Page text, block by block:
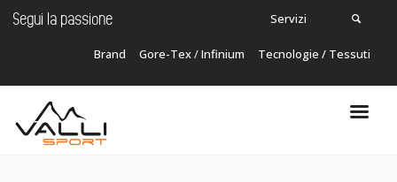
Segui la passione
Brand Gore-Tex/Infinium Tecnologie / Tessuti
Servizi
Carrello